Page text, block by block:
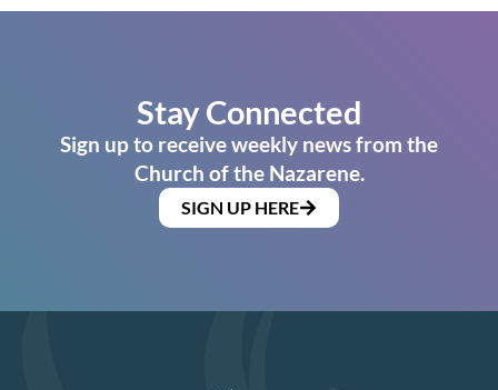
Stay Connected
Sign up to receive weekly news from the
Church of the Nazarene.
SIGN UP HERE